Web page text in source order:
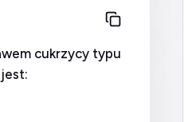
cukrzycy typu